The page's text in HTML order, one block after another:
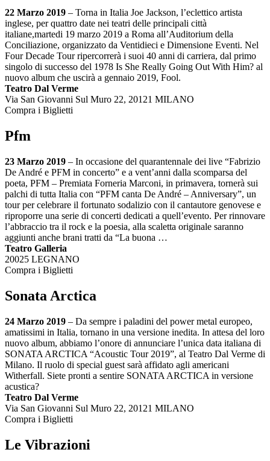
22 Marzo 2019 – Torna in Italia Joe Jackson, l’eclettico artista
inglese, per quattro date nei teatri delle principali città
italiane,martedi 19 marzo 2019 a Roma all’Auditorium della
Conciliazione, organizzato da Ventidieci e Dimensione Eventi. Nel
Four Decade Tour ripercorrerà i suoi 40 anni di carriera, dal primo
singolo di successo del 1978 Is She Really Going Out With Him? al
nuovo album che uscirà a gennaio 2019, Fool.
Teatro Dal Verme
Via San Giovanni Sul Muro 22, 20121 MILANO
Compra i Biglietti
Pfm
23 Marzo 2019 – In occasione del quarantennale dei live “Fabrizio
De André e PFM in concerto” e a vent’anni dalla scomparsa del
poeta, PFM – Premiata Forneria Marconi, in primavera, tornerà sui
palchi di tutta Italia con “PFM canta De André – Anniversary”, un
tour per celebrare il fortunato sodalizio con il cantautore genovese e
riproporre una serie di concerti dedicati a quell’evento. Per rinnovare
l’abbraccio tra il rock e la poesia, alla scaletta originale saranno
aggiunti anche brani tratti da “La buona …
Teatro Galleria
20025 LEGNANO
Compra i Biglietti
Sonata Arctica
24 Marzo 2019 – Da sempre i paladini del power metal europeo,
amatissimi in Italia, tornano in una versione inedita. In attesa del loro
nuovo album, abbiamo l’onore di annunciare l’unica data italiana di
SONATA ARCTICA “Acoustic Tour 2019”, al Teatro Dal Verme di
Milano. Il ruolo di special guest sarà affidato agli americani
Witherfall. Siete pronti a sentire SONATA ARCTICA in versione
acustica?
Teatro Dal Verme
Via San Giovanni Sul Muro 22, 20121 MILANO
Compra i Biglietti
Le Vibrazioni